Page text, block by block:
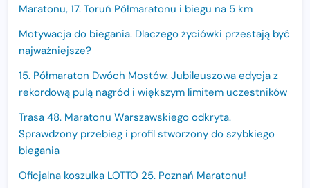
Maratonu, 17. Toruń Półmaratonu i biegu na 5 km
Motywacja do biegania. Dlaczego życiówki przestają być
najważniejsze?
15. Półmaraton Dwóch Mostów. Jubileuszowa edycja z
rekordową pulą nagród i większym limitem uczestników
Trasa 48. Maratonu Warszawskiego odkryta.
Sprawdzony przebieg i profil stworzony do szybkiego
biegania
Oficjalna koszulka LOTTO 25. Poznań Maratonu!